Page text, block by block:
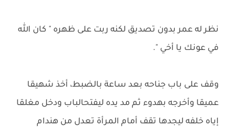
نظر له عمر بدون تصديق لكنه ربت على ظهره " كان الله
في عونك يا أخي ".
وقف على باب جناحه بعد ساعة بالضبط، أخذ شهيقا
عميقا وأخرجه بهدوء ثم مد يده ليفتحالباب ودخل مغلقا
إياه خلفه ليجدها تقف أمام المرأة تعدل من هندام